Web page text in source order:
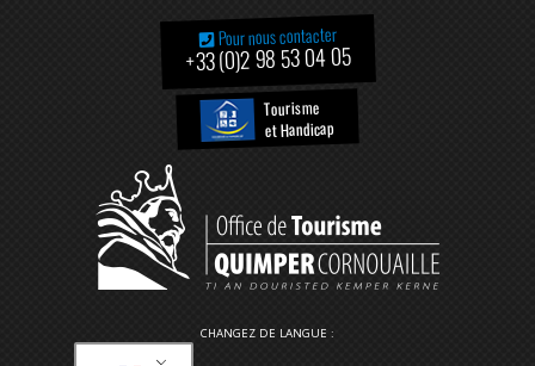
Pour nous contacter
+33 (0)2 98 53 04 05
Tourisme
et Handicap
CHANGEZ DE LANGUE :